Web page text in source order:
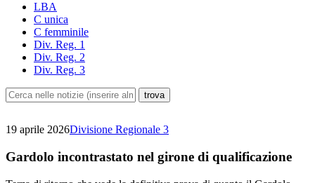
LBA
C unica
C femminile
Div. Reg. 1
Div. Reg. 2
Div. Reg. 3
19 aprile 2026Divisione Regionale 3
Gardolo incontrastato nel girone di qualificazione